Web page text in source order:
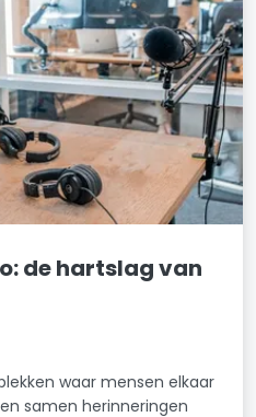
de hartslag van
waar mensen elkaar
samen herinneringen